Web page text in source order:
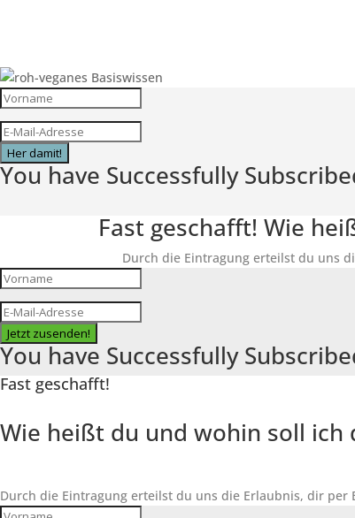
Her damit!
You have Successfully
Fast geschafft! Wie
Durch die Eintragung erteilst du uns
Jetzt zusenden!
You have Successfully
Fast geschafft!
Wie heißt du und wohin soll ich
Durch die Eintragung erteilst du uns die Erlaubnis, dir